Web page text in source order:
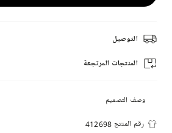
التوصيل
المنتجات المرتجعة
وصف التصميم
رقم المنتج 412698